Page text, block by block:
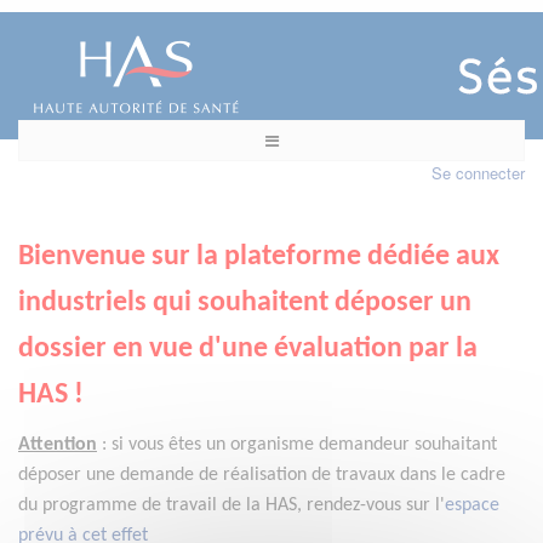
Se connecter
Bienvenue sur la plateforme dédiée aux
industriels qui souhaitent déposer un
dossier en vue d'une évaluation par la
HAS !
Attention : si vous êtes un organisme demandeur souhaitant
déposer une demande de réalisation de travaux dans le cadre
du programme de travail de la HAS, rendez-vous sur l'espace
prévu à cet effet